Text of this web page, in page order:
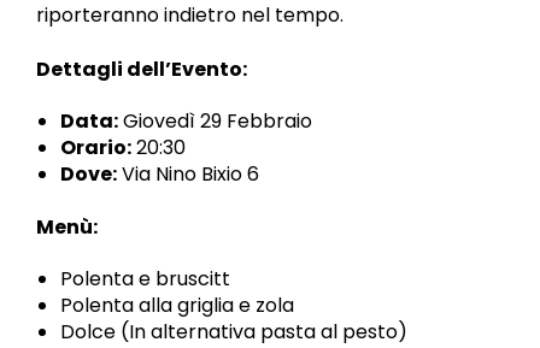
riporteranno indietro nel tempo.
Dettagli dell’Evento:
Data:Giovedì 29 Febbraio
Orario:20:30
Dove:Via Nino Bixio 6
Menù:
Polenta e bruscitt
Polenta alla griglia e zola
Dolce (In alternativa pasta al pesto)